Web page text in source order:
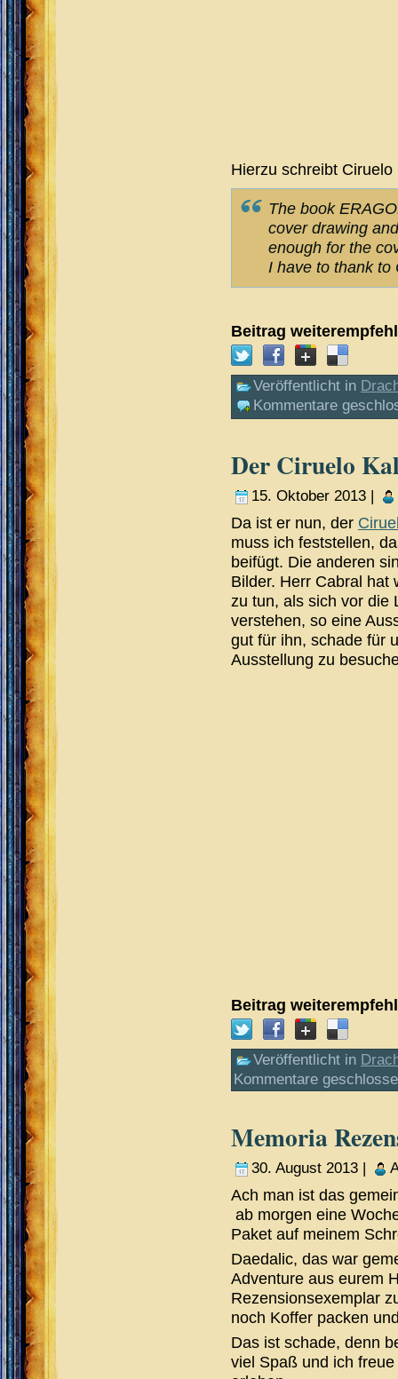
Hierzu schreibt
The book
cover drawing
enough for the
I have to thank to
Beitrag
Veröffentlicht in
Kommentare
Der Ciruelo
15. Oktober 2013 |
Da ist er nun, der
muss ich feststellen,
beifügt. Die anderen
Bilder. Herr Cabral hat
zu tun, als sich vor die
verstehen, so eine
gut für ihn, schade für
Ausstellung zu
Beitrag
Veröffentlicht in
Kommentare
Memoria
30. August 2013 |
Ach man ist das
ab morgen eine
Paket auf meinem
Daedalic, das war
Adventure aus eurem
Rezensionsexemplar
noch Koffer packen
Das ist schade, denn
viel Spaß und ich